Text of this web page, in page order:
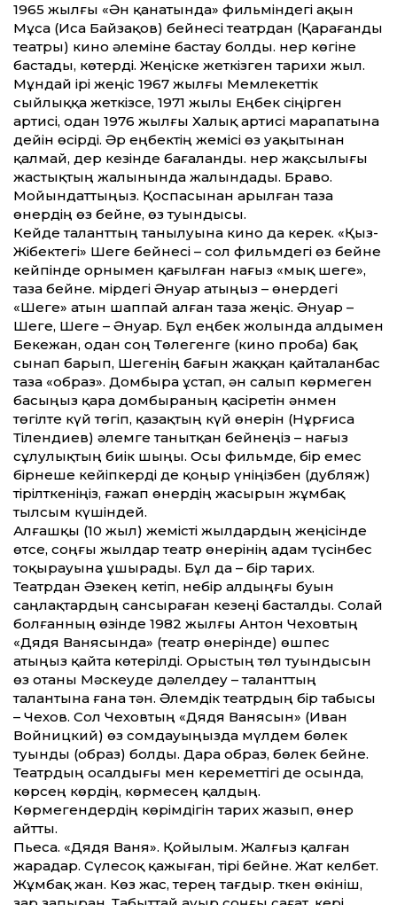
1965 жылғы «Ән қанатында» фильміндегі ақын
Мұса (Иса Байзақов) бейнесі театрдан (Қарағанды
театры) кино әлеміне бастау болды. Өнер көгіне
бастады, көтерді. Жеңіске жеткізген тарихи жыл.
Мұндай ірі жеңіс 1967 жылғы Мемлекет­тік
сыйлыққа жеткізсе, 1971 жылы Еңбек сіңірген
артисі, одан 1976 жылғы Халық артисі марапатына
дейін өсірді. Әр еңбектің жемісі өз уақытынан
қалмай, дер кезінде бағаланды. Өнер жақсылығы
жастықтың жалынында жалындады. Браво.
Мойындат­тыңыз. Қоспасынан арылған таза
өнердің өз бейне, өз туындысы.
Кейде талант­тың танылуына кино да керек. «Қыз-
Жібектегі» Шеге бейнесі – сол фильмдегі өз бейне
кейпінде орнымен қағылған нағыз «мық шеге»,
таза бейне. Өмірдегі Әнуар атыңыз – өнердегі
«Шеге» атын шаппай алған таза жеңіс. Әнуар –
Шеге, Шеге – Әнуар. Бұл еңбек жолында алдымен
Бекежан, одан соң Төлегенге (кино проба) бақ
сынап барып, Шегенің бағын жаққан қайталанбас
таза «образ». Домбыра ұстап, ән салып көрмеген
басыңыз қара домбыраның қасіретін әнмен
төгілте күй төгіп, қазақтың күй өнерін (Нұрғиса
Тілендиев) әлемге танытқан бейнеңіз – нағыз
сұлулықтың биік шыңы. Осы фильмде, бір емес
бірнеше кейіпкерді де қоңыр үніңізбен (дубляж)
тірілткеніңіз, ғажап өнердің жасырын жұмбақ
тылсым күшіндей.
Алғашқы (10 жыл) жемісті жылдардың жеңісінде
өтсе, соңғы жылдар театр өнерінің адам түсінбес
тоқырауына ұшырады. Бұл да – бір тарих.
Театрдан Әзекең кетіп, небір алдыңғы буын
саңлақтардың сансыраған кезеңі басталды. Солай
болғанның өзінде 1982 жылғы Антон Чеховтың
«Дядя Ванясында» (театр өнерінде) өшпес
атыңыз қайта көтерілді. Орыстың төл туындысын
өз отаны Мәскеуде дәлелдеу – талант­тың
талантына ғана тән. Әлемдік театрдың бір табысы
– Чехов. Сол Чеховтың «Дядя Ванясын» (Иван
Войницкий) өз сомдауыңызда мүлдем бөлек
туынды (образ) болды. Дара образ, бөлек бейне.
Театрдың осалдығы мен керемет­тігі де осында,
көрсең көрдің, көрмесең қалдың.
Көрмегендердің көрімдігін тарих жазып, өнер
айт­ты.
Пьеса. «Дядя Ваня». Қойылым. Жалғыз қалған
жарадар. Сүлесоқ қажыған, тірі бейне. Жат келбет.
Жұмбақ жан. Көз жас, терең тағдыр. Өткен өкініш,